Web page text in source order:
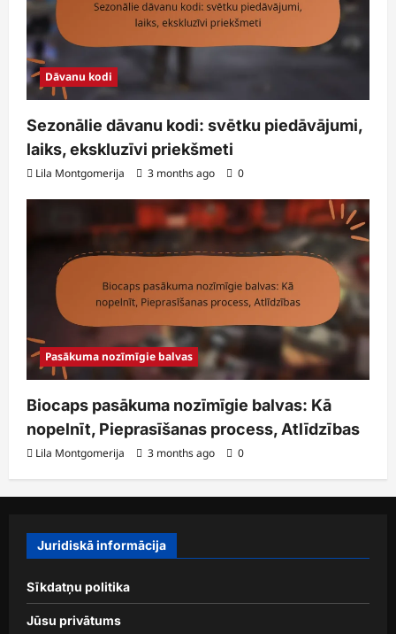
Dāvanu kodi
Sezonālie dāvanu kodi: svētku piedāvājumi,
laiks, ekskluzīvi priekšmeti
Lila Montgomerija 3 months ago 0
Pasākuma nozīmīgie balvas
Biocaps pasākuma nozīmīgie balvas: Kā
nopelnīt, Pieprasīšanas process, Atlīdzības
Lila Montgomerija 3 months ago 0
Juridiskā informācija
Sīkdatņu politika
Jūsu privātums